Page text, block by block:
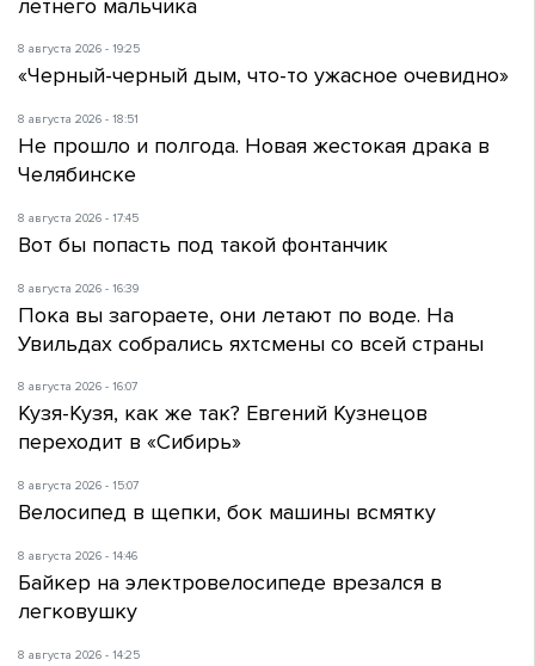
летнего мальчика
8 августа 2026 - 19:25
«Черный-черный дым, что-то ужасное очевидно»
8 августа 2026 - 18:51
Не прошло и полгода. Новая жестокая драка в
Челябинске
8 августа 2026 - 17:45
Вот бы попасть под такой фонтанчик
8 августа 2026 - 16:39
Пока вы загораете, они летают по воде. На
Увильдах собрались яхтсмены со всей страны
8 августа 2026 - 16:07
Кузя-Кузя, как же так? Евгений Кузнецов
переходит в «Сибирь»
8 августа 2026 - 15:07
Велосипед в щепки, бок машины всмятку
8 августа 2026 - 14:46
Байкер на электровелосипеде врезался в
легковушку
8 августа 2026 - 14:25